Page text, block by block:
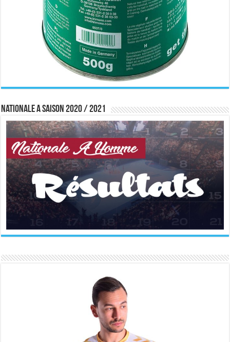
Nationale A saison 2020 / 2021